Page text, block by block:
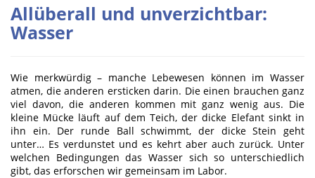
Allüberall und unverzichtbar:
Wasser
Wie merkwürdig – manche Lebewesen können im Wasser
atmen, die anderen ersticken darin. Die einen brauchen ganz
viel davon, die anderen kommen mit ganz wenig aus. Die
kleine Mücke läuft auf dem Teich, der dicke Elefant sinkt in
ihn ein. Der runde Ball schwimmt, der dicke Stein geht
unter… Es verdunstet und es kehrt aber auch zurück. Unter
welchen Bedingungen das Wasser sich so unterschiedlich
gibt, das erforschen wir gemeinsam im Labor.